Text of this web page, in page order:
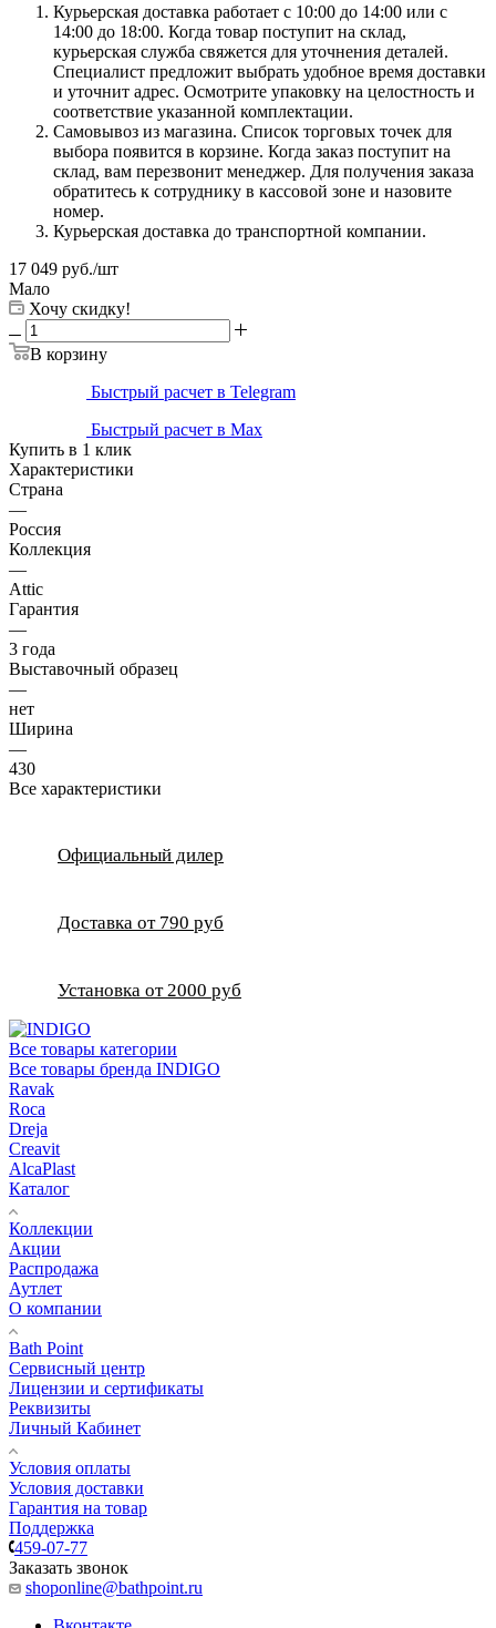
Курьерская доставка работает с 10:00 до 14:00 или с
14:00 до 18:00. Когда товар поступит на склад,
курьерская служба свяжется для уточнения деталей.
Специалист предложит выбрать удобное время доставки
и уточнит адрес. Осмотрите упаковку на целостность и
соответствие указанной комплектации.
Самовывоз из магазина. Список торговых точек для
выбора появится в корзине. Когда заказ поступит на
склад, вам перезвонит менеджер. Для получения заказа
обратитесь к сотруднику в кассовой зоне и назовите
номер.
Курьерская доставка до транспортной компании.
17 049 руб./шт
Мало
Хочу скидку!
В корзину
Быстрый расчет в Telegram
Быстрый расчет в Max
Купить в 1 клик
Характеристики
Страна
—
Россия
Коллекция
—
Attic
Гарантия
—
3 года
Выставочный образец
—
нет
Ширина
—
430
Все характеристики
Официальный дилер
Доставка от 790 руб
Установка от 2000 руб
Все товары категории
Все товары бренда INDIGO
Ravak
Roca
Dreja
Creavit
AlcaPlast
Каталог
Коллекции
Акции
Распродажа
Аутлет
О компании
Bath Point
Сервисный центр
Лицензии и сертификаты
Реквизиты
Личный Кабинет
Условия оплаты
Условия доставки
Гарантия на товар
Поддержка
459-07-77
Заказать звонок
shoponline@bathpoint.ru